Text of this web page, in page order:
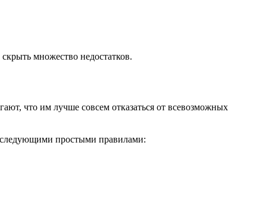
множество недостатков.
что им лучше совсем отказаться от всевозможных
следующими простыми правилами: